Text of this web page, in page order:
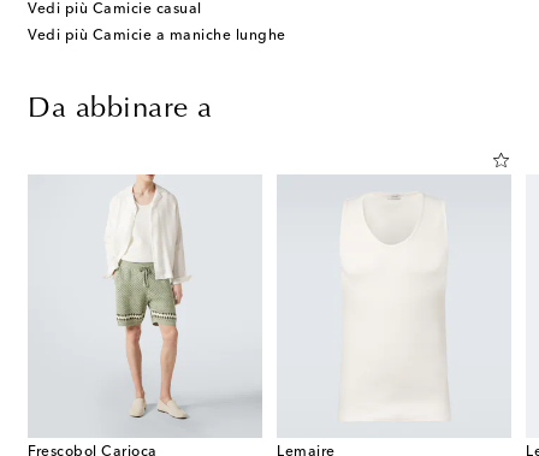
Vedi più Camicie casual
Vedi più Camicie a maniche lunghe
Da abbinare a
Frescobol Carioca Lemaire